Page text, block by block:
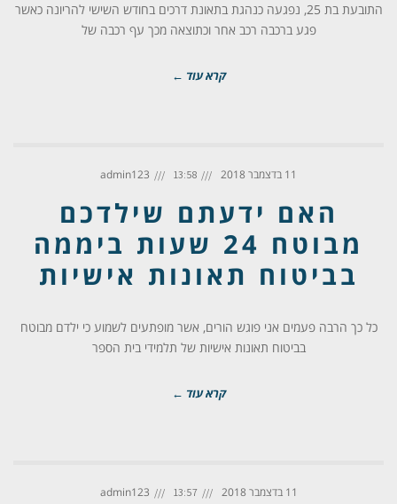
התובעת בת 25, נפגעה כנהגת בתאונת דרכים בחודש השישי להריונה כאשר
פגע ברכבה רכב אחר וכתוצאה מכך עף רכבה של
קרא עוד ←
11 בדצמבר 2018 13:58
admin123
האם ידעתם שילדכם
מבוטח 24 שעות ביממה
בביטוח תאונות אישיות
כל כך הרבה פעמים אני פוגש הורים, אשר מופתעים לשמוע כי ילדם מבוטח
בביטוח תאונות אישיות של תלמידי בית הספר
קרא עוד ←
11 בדצמבר 2018 13:57
admin123